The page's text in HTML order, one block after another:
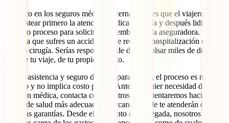
Es típico en los seguros médicos internacionales que el viajero tenga
que costear primero la atención médica recibida y después lidiar con
un largo proceso para solicitar el reembolso a la aseguradora.
Imagina que sufres un accidente que requiere hospitalización e
incluso cirugía. Serías responsable de desembolsar miles de dólares
durante tu viaje, de tu propio bolsillo.
Con la asistencia y seguro de IATI para Brasil, el proceso es muy
sencillo y no implica costo para ti: Ante cualquier necesidad de
atención médica, contacta con nosotros y te orientaremos hacia el
centro de salud más adecuado y cercano, donde te atenderán con
todas las garantías. Desde el momento de tu llegada, nosotros nos